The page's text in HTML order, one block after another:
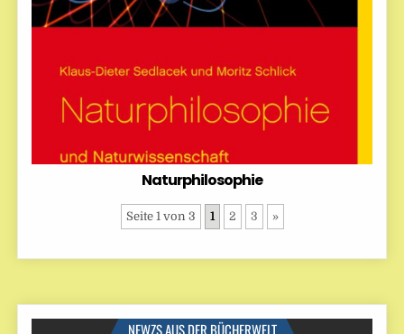
Naturphilosophie
Seite 1 von 3 1 2 3 »
NEWZS AUS DER BÜCHERWELT